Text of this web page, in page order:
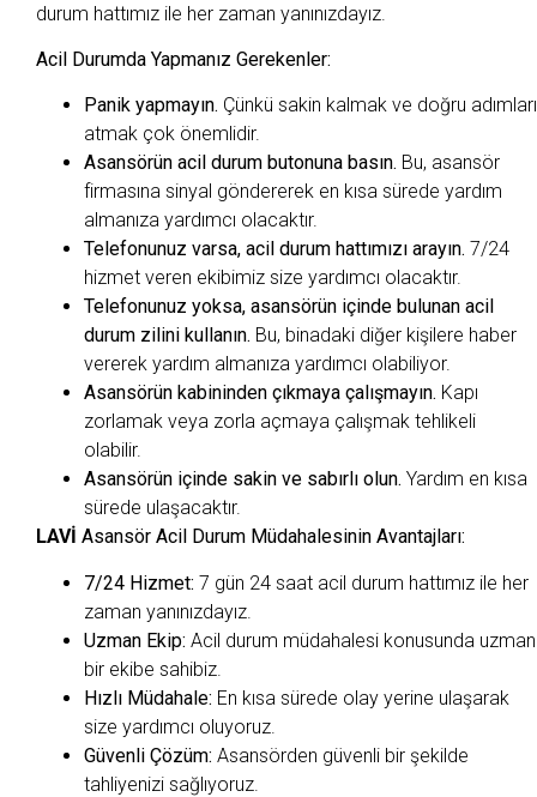
durum hattımız ile her zaman yanınızdayız.
Acil Durumda Yapmanız Gerekenler:
Panik yapmayın. Çünkü sakin kalmak ve doğru adımları
atmak çok önemlidir.
Asansörün acil durum butonuna basın. Bu, asansör
firmasına sinyal göndererek en kısa sürede yardım
almanıza yardımcı olacaktır.
Telefonunuz varsa, acil durum hattımızı arayın. 7/24
hizmet veren ekibimiz size yardımcı olacaktır.
Telefonunuz yoksa, asansörün içinde bulunan acil
durum zilini kullanın. Bu, binadaki diğer kişilere haber
vererek yardım almanıza yardımcı olabiliyor.
Asansörün kabininden çıkmaya çalışmayın. Kapı
zorlamak veya zorla açmaya çalışmak tehlikeli
olabilir.
Asansörün içinde sakin ve sabırlı olun. Yardım en kısa
sürede ulaşacaktır.
LAVİ Asansör Acil Durum Müdahalesinin Avantajları:
7/24 Hizmet: 7 gün 24 saat acil durum hattımız ile her
zaman yanınızdayız.
Uzman Ekip: Acil durum müdahalesi konusunda uzman
bir ekibe sahibiz.
Hızlı Müdahale: En kısa sürede olay yerine ulaşarak
size yardımcı oluyoruz.
Güvenli Çözüm: Asansörden güvenli bir şekilde
tahliyenizi sağlıyoruz.